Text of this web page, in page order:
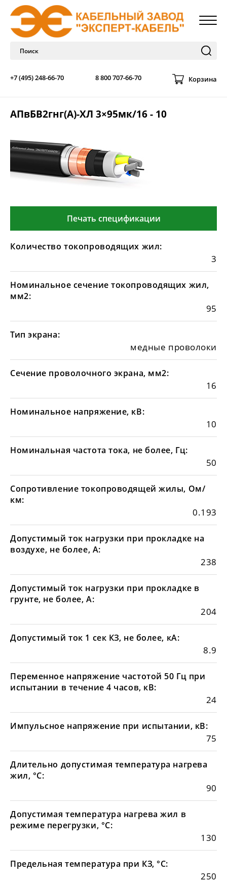
+7 (495) 248-66-70 8 800 707-66-70 Корзина
АПвБВ2гнг(А)-ХЛ 3×95мк/16 - 10
Печать спецификации
Количество токопроводящих жил:
3
Номинальное сечение токопроводящих жил,
мм2:
95
Тип экрана:
медные проволоки
Сечение проволочного экрана, мм2:
16
Номинальное напряжение, кВ:
10
Номинальная частота тока, не более, Гц:
50
Сопротивление токопроводящей жилы, Ом/
км:
0.193
Допустимый ток нагрузки при прокладке на
воздухе, не более, А:
238
Допустимый ток нагрузки при прокладке в
грунте, не более, А:
204
Допустимый ток 1 сек КЗ, не более, кА:
8.9
Переменное напряжение частотой 50 Гц при
испытании в течение 4 часов, кВ:
24
Импульсное напряжение при испытании, кВ:
75
Длительно допустимая температура нагрева
жил, °С:
90
Допустимая температура нагрева жил в
режиме перегрузки, °С:
130
Предельная температура при КЗ, °С:
250